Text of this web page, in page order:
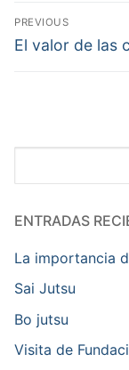
de
PREVIOUS
Previous
El valor de las
ENTRADAS
La importancia
Sai Jutsu
Bo jutsu
Visita de